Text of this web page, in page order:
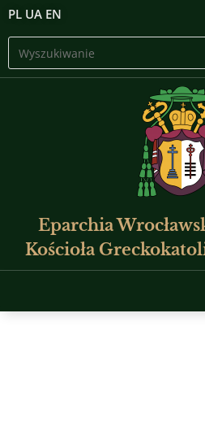
PL UA EN
Eparchia
Kościoła